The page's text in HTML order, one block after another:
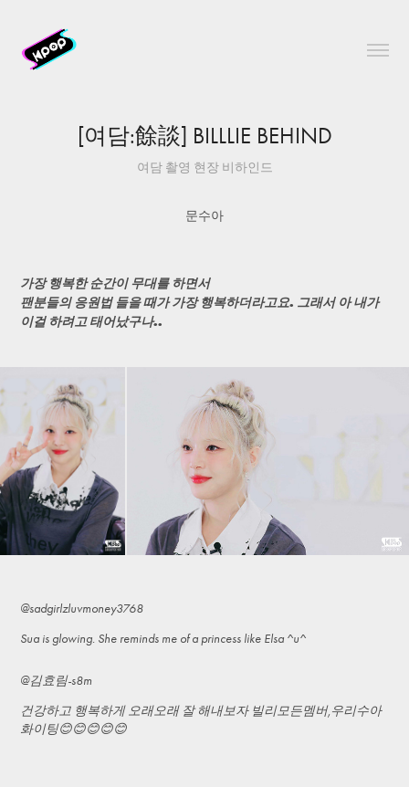
[여담:餘談] BILLLIE BEHIND
여담 촬영 현장 비하인드
문수아
가장 행복한 순간이 무대를 하면서
팬분들의 응원법 들을 때가 가장 행복하더라고요. 그래서 아 내가
이걸 하려고 태어났구나..
@sadgirlzluvmoney3768
Sua is glowing. She reminds me of a princess like Elsa ^u^
@김효림-s8m
건강하고 행복하게 오래오래 잘 해내보자 빌리모든멤버,우리수아
화이팅😊😊😊😊😊